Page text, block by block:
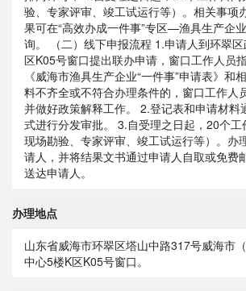
验、专家评审、竣工试运行等）。相关事项
果可在“高效办成一件事”专区—渔具生产企
询。 （二）线下申报流程 1.申请人到环翠
区K05号窗口提出联办申请，窗口工作人员
《威海市渔具生产企业“一件事”申请表》和
料不齐全或不符合办理条件的，窗口工作人
并做好政策解释工作。 2.登记表和申请材料
式进行分发审批。 3.自受理之日起，20个工
现场勘验、专家评审、竣工试运行等）。办
请人，并将结果文书通过申请人自取或免费
送达申请人。
办理地点
山东省威海市环翠区塔山中路317号威海市
中心5楼K区K05号窗口。